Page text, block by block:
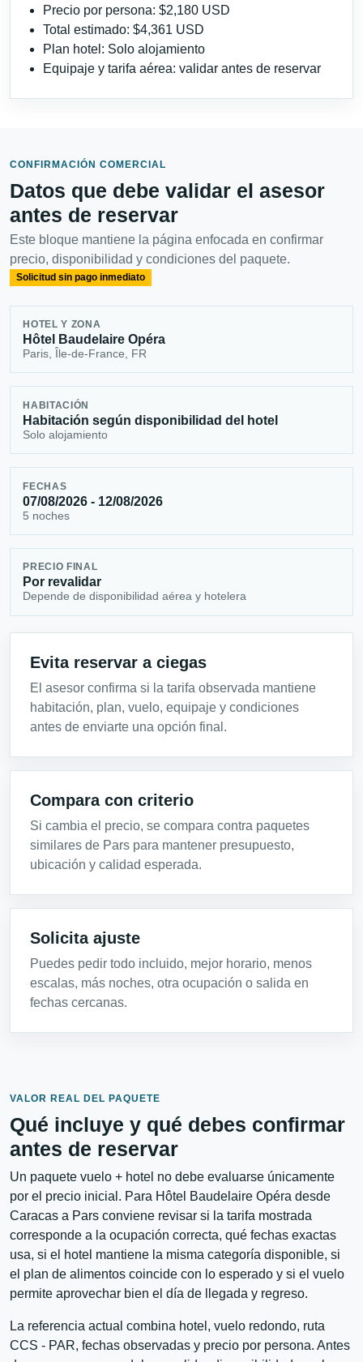
Precio por persona: $2,180 USD
Total estimado: $4,361 USD
Plan hotel: Solo alojamiento
Equipaje y tarifa aérea: validar antes de reservar
CONFIRMACIÓN COMERCIAL
Datos que debe validar el asesor
antes de reservar
Este bloque mantiene la página enfocada en confirmar
precio, disponibilidad y condiciones del paquete.
Solicitud sin pago inmediato
HOTEL Y ZONA
Hôtel Baudelaire Opéra
Paris, Île-de-France, FR
HABITACIÓN
Habitación según disponibilidad del hotel
Solo alojamiento
FECHAS
07/08/2026 - 12/08/2026
5 noches
PRECIO FINAL
Por revalidar
Depende de disponibilidad aérea y hotelera
Evita reservar a ciegas
El asesor confirma si la tarifa observada mantiene
habitación, plan, vuelo, equipaje y condiciones
antes de enviarte una opción final.
Compara con criterio
Si cambia el precio, se compara contra paquetes
similares de Pars para mantener presupuesto,
ubicación y calidad esperada.
Solicita ajuste
Puedes pedir todo incluido, mejor horario, menos
escalas, más noches, otra ocupación o salida en
fechas cercanas.
VALOR REAL DEL PAQUETE
Qué incluye y qué debes confirmar
antes de reservar
Un paquete vuelo + hotel no debe evaluarse únicamente
por el precio inicial. Para Hôtel Baudelaire Opéra desde
Caracas a Pars conviene revisar si la tarifa mostrada
corresponde a la ocupación correcta, qué fechas exactas
usa, si el hotel mantiene la misma categoría disponible, si
el plan de alimentos coincide con lo esperado y si el vuelo
permite aprovechar bien el día de llegada y regreso.
La referencia actual combina hotel, vuelo redondo, ruta
CCS - PAR, fechas observadas y precio por persona. Antes